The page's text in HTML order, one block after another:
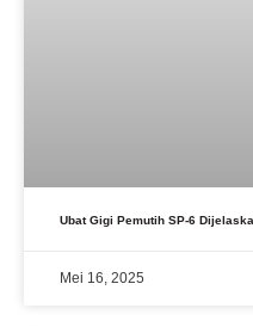
Ubat Gigi Pemutih SP-6
Mei 16, 2025